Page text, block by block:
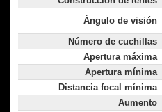
Ángulo de visión
Número de cuchillas
Apertura máxima
Apertura mínima
Distancia focal mínima
Aumento